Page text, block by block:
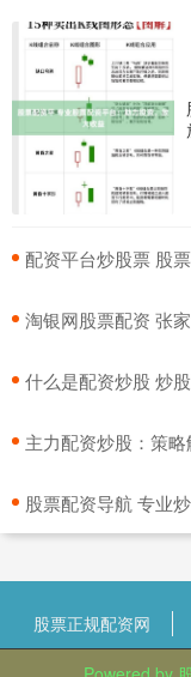
配资平台炒股票 股
淘银网股票配资 张
什么是配资炒股 炒
主力配资炒股：策
股票配资导航 专业
股票正规配资网